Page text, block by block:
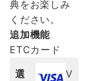
典をお楽しみ
ください。
追加機能
ETCカード
選
V